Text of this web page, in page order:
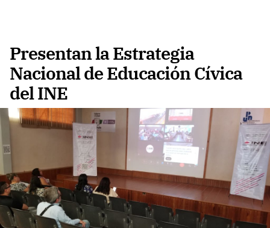
Presentan la Estrategia
Nacional de Educación Cívica
del INE